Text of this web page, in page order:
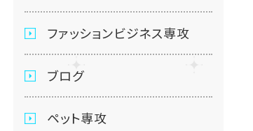
ファッションビジネス専攻
ブログ
ペット専攻